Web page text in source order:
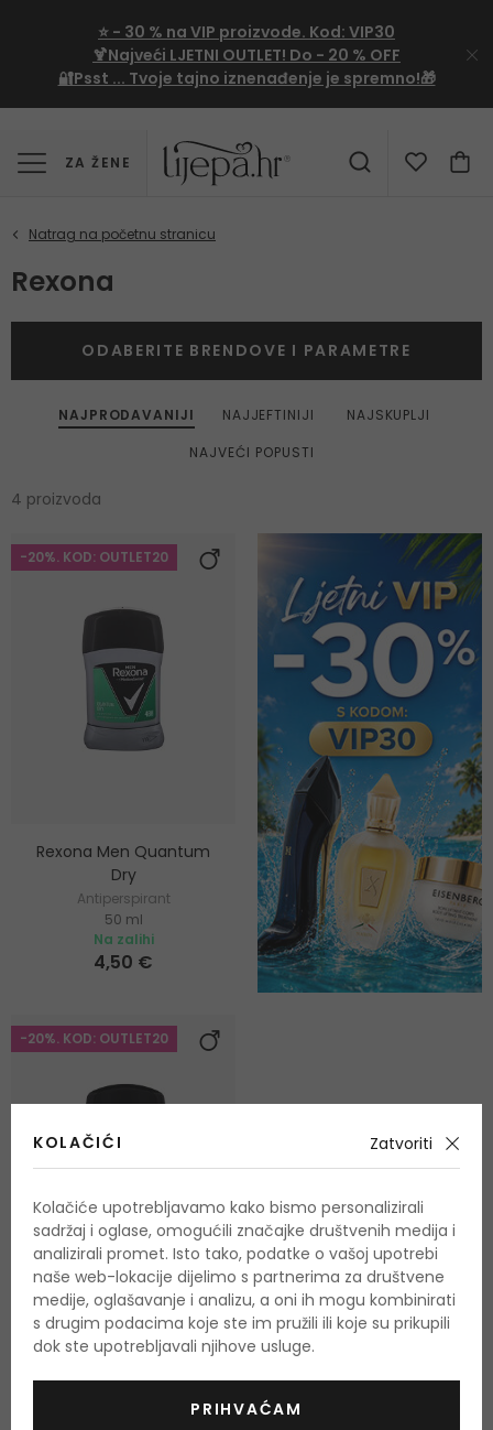
⭐ - 30 % na VIP proizvode. Kod: VIP30
🍹Najveći LJETNI OUTLET! Do - 20 % OFF
🔐Psst ... Tvoje tajno iznenađenje je spremno!🎁
ZA ŽENE
Rexona
NAJPRODAVANIJI NAJJEFTINIJI
NAJSKUPLJI
NAJVEĆI POPUSTI
4 proizvoda
ODABERITE BRENDOVE I PARAMETRE
-20%. KOD: OUTLET20
Rexona Men Quantum
Dry
Antiperspirant
50 ml
Na zalihi
4,50 €
-20%. KOD: OUTLET20
Rexona Men Invisible Black
+ White
Antiperspirant
KOLAČIĆI Zatvoriti
Kolačiće upotrebljavamo kako bismo personalizirali
sadržaj i oglase, omogućili značajke društvenih medija i
analizirali promet. Isto tako, podatke o vašoj upotrebi
naše web-lokacije dijelimo s partnerima za društvene
medije, oglašavanje i analizu, a oni ih mogu kombinirati
s drugim podacima koje ste im pružili ili koje su prikupili
dok ste upotrebljavali njihove usluge.
PRIHVAĆAM